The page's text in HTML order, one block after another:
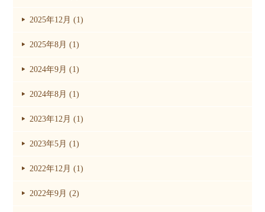
2025年12月 (1)
2025年8月 (1)
2024年9月 (1)
2024年8月 (1)
2023年12月 (1)
2023年5月 (1)
2022年12月 (1)
2022年9月 (2)